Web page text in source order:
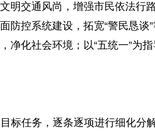
明交通风尚，增强市民依法行
控系统建设，拓宽“警民恳谈
净化社会环境；以“五统一”为
标任务，逐条逐项进行细化分